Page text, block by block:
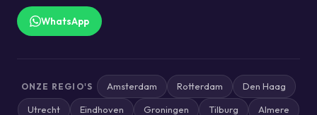
WhatsApp
ONZE REGIO'S Amsterdam Rotterdam Den Haag
Utrecht Eindhoven Groningen Tilburg Almere